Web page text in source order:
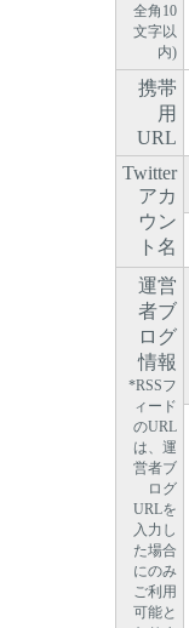
全角10
文字以
内)
携帯
用
URL
Twitter
アカ
ウン
ト名
運営
者ブ
ログ
情報
*RSSフ
ィード
のURL
は、運
営者ブ
ログ
URLを
入力し
た場合
にのみ
ご利用
可能と